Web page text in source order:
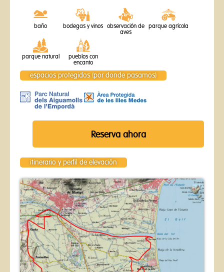
baño bodegas y vinos
observación de
aves
parque agrícola
parque natural
pueblos con
encanto
espacios protegidos (por donde pasamos)
Reserva ahora
itinerario y perfil de elevación